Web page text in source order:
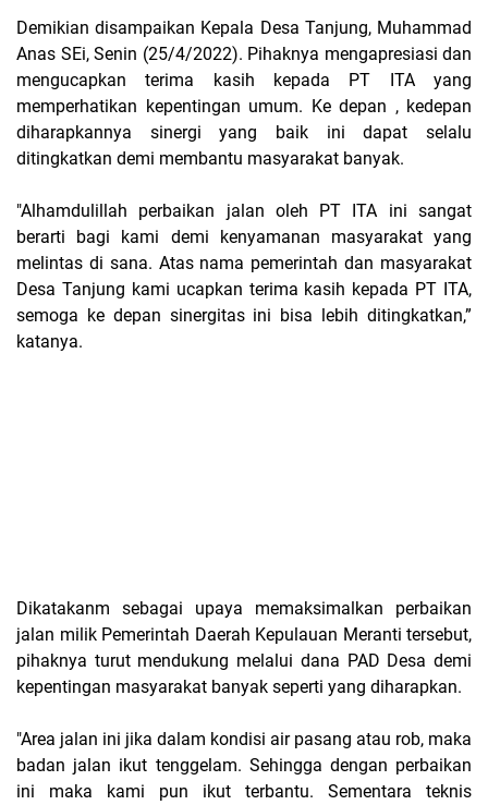
Demikian disampaikan Kepala Desa Tanjung, Muhammad
Anas SEi, Senin (25/4/2022). Pihaknya mengapresiasi dan
mengucapkan terima kasih kepada PT ITA yang
memperhatikan kepentingan umum. Ke depan , kedepan
diharapkannya sinergi yang baik ini dapat selalu
ditingkatkan demi membantu masyarakat banyak.
"Alhamdulillah perbaikan jalan oleh PT ITA ini sangat
berarti bagi kami demi kenyamanan masyarakat yang
melintas di sana. Atas nama pemerintah dan masyarakat
Desa Tanjung kami ucapkan terima kasih kepada PT ITA,
semoga ke depan sinergitas ini bisa lebih ditingkatkan,”
katanya.
Dikatakanm sebagai upaya memaksimalkan perbaikan
jalan milik Pemerintah Daerah Kepulauan Meranti tersebut,
pihaknya turut mendukung melalui dana PAD Desa demi
kepentingan masyarakat banyak seperti yang diharapkan.
"Area jalan ini jika dalam kondisi air pasang atau rob, maka
badan jalan ikut tenggelam. Sehingga dengan perbaikan
ini maka kami pun ikut terbantu. Sementara teknis